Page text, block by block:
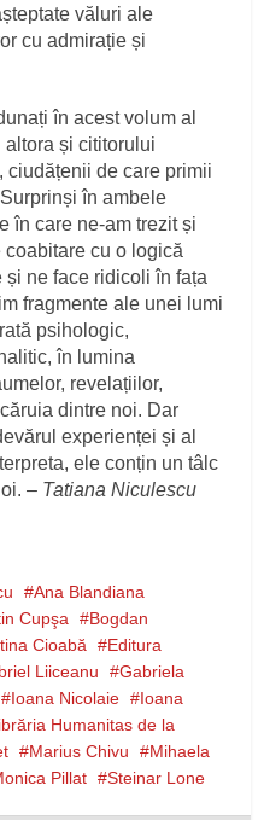
văluri ale
cu admirație și
în acest volum al
și cititorului
ciudățenii de care primii
în ambele
în care ne-am trezit și
cu o logică
ne face ridicoli în fața
fragmente ale unei lumi
psihologic,
în lumina
revelațiilor,
dintre noi. Dar
experienței și al
ele conțin un tâlc
– Tatiana Niculescu
Ana Blandiana
Cupşa
Bogdan
Cioabă
Editura
Liiceanu
Gabriela
Ioana Nicolaie
Ioana
Humanitas de la
Marius Chivu
Mihaela
Pillat Steinar Lone